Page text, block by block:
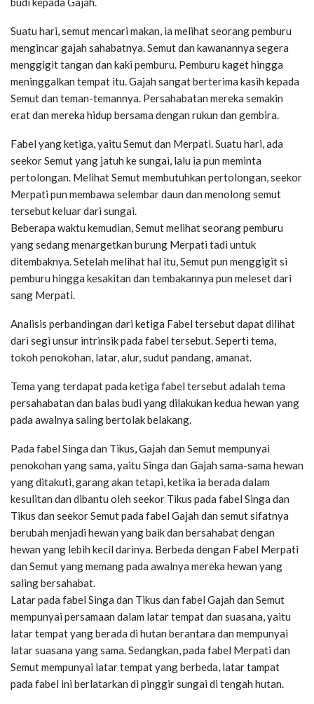
Suatu hari, semut mencari makan, ia melihat seorang pemburu
mengincar gajah sahabatnya. Semut dan kawanannya segera
menggigit tangan dan kaki pemburu. Pemburu kaget hingga
meninggalkan tempat itu. Gajah sangat berterima kasih kepada
Semut dan teman-temannya. Persahabatan mereka semakin
erat dan mereka hidup bersama dengan rukun dan gembira.
Fabel yang ketiga, yaitu Semut dan Merpati. Suatu hari, ada
seekor Semut yang jatuh ke sungai, lalu ia pun meminta
pertolongan. Melihat Semut membutuhkan pertolongan, seekor
Merpati pun membawa selembar daun dan menolong semut
tersebut keluar dari sungai.
Beberapa waktu kemudian, Semut melihat seorang pemburu
yang sedang menargetkan burung Merpati tadi untuk
ditembaknya. Setelah melihat hal itu, Semut pun menggigit si
pemburu hingga kesakitan dan tembakannya pun meleset dari
sang Merpati.
Analisis perbandingan dari ketiga Fabel tersebut dapat dilihat
dari segi unsur intrinsik pada fabel tersebut. Seperti tema,
tokoh penokohan, latar, alur, sudut pandang, amanat.
Tema yang terdapat pada ketiga fabel tersebut adalah tema
persahabatan dan balas budi yang dilakukan kedua hewan yang
pada awalnya saling bertolak belakang.
Pada fabel Singa dan Tikus, Gajah dan Semut mempunyai
penokohan yang sama, yaitu Singa dan Gajah sama-sama hewan
yang ditakuti, garang akan tetapi, ketika ia berada dalam
kesulitan dan dibantu oleh seekor Tikus pada fabel Singa dan
Tikus dan seekor Semut pada fabel Gajah dan semut sifatnya
berubah menjadi hewan yang baik dan bersahabat dengan
hewan yang lebih kecil darinya. Berbeda dengan Fabel Merpati
dan Semut yang memang pada awalnya mereka hewan yang
saling bersahabat.
Latar pada fabel Singa dan Tikus dan fabel Gajah dan Semut
mempunyai persamaan dalam latar tempat dan suasana, yaitu
latar tempat yang berada di hutan berantara dan mempunyai
latar suasana yang sama. Sedangkan, pada fabel Merpati dan
Semut mempunyai latar tempat yang berbeda, latar tampat
pada fabel ini berlatarkan di pinggir sungai di tengah hutan.